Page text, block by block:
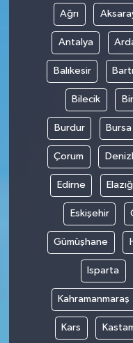
Ağrı
Antalya
Balıkesir
Bilecik
Burdur Bursa
Çorum
Edirne Elazığ
Eskişehir
Gümüşhane
Isparta
Kahramanmaraş
Kars